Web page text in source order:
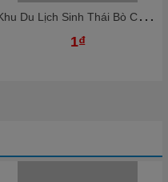
K
hu Du Lịch Sinh Thái Bò Cạp Vàng – Thiên Đường Giải Trí Xanh Gần Sài Gòn
1₫